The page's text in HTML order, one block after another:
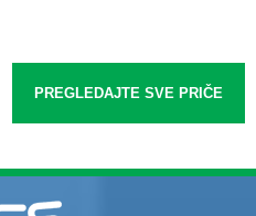
PREGLEDAJTE SVE PRIČE